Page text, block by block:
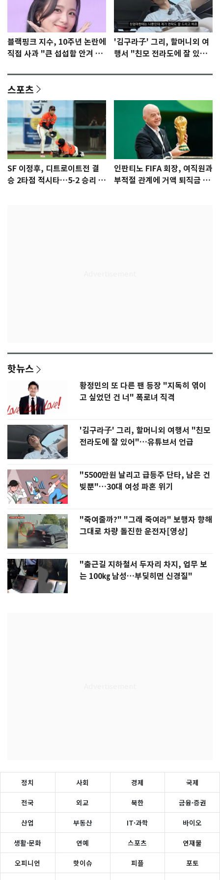
블랙핑크 지수, 10주년 논란에
직접 사과 "큰 섭섭함 안겨 미
'김구라子' 그리, 할머니외 여
행서 "친모 전라도에 잘 있
스포츠
SF 이정후, 디트로이트전 결
승 2타점 적시타…5-2 승리 견
인판티노 FIFA 회장, 여직원과
부적절 관계에 거액 퇴직금 지
핫뉴스
황정민의 또 다른 팬 등장 "지독히 엮이
고 싶었던 건 너" 폭로녀 직격
'김구라子' 그리, 할머니외 여행서 "친모
전라도에 잘 있어"…유튜브서 언급
"5500만원 날리고 급등주 단타, 남은 건
빚뿐"…30대 여성 파혼 위기
"죽여줄까?" "그래 죽여라" 보행자 향해
그대로 차량 돌진한 운전자[영상]
"출근길 지하철서 두자리 차지, 업무 보
는 100㎏ 남성…부딪히면 신경질"
정치 사회 경제 국제
전국 외교 북한 금융·증권
산업 부동산 IT·과학 바이오
생활·문화 연예 스포츠 연재물
오피니언 핫이슈 피플 포토